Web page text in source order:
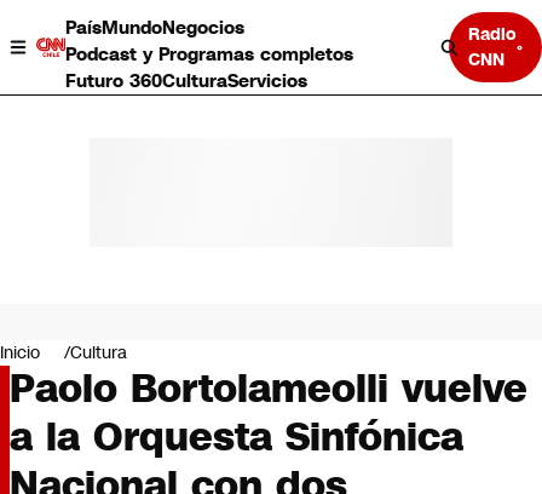
PaísMundoNegocios
Podcast y Programas completos
Futuro 360CulturaServicios
Radio
CNN
Negocios
Deportes
Programas completos
Cultura
Servicios
Bits
Inicio Cultura
Paolo Bortolameolli vuelve
a la Orquesta Sinfónica